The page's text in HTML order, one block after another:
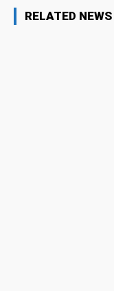
RELATED NEWS